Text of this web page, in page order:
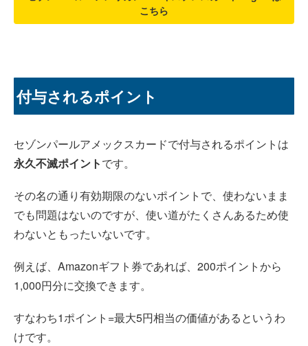
こちら
付与されるポイント
セゾンパールアメックスカードで付与されるポイントは
永久不滅ポイントです。
その名の通り有効期限のないポイントで、使わないまま
でも問題はないのですが、使い道がたくさんあるため使
わないともったいないです。
例えば、Amazonギフト券であれば、200ポイントから
1,000円分に交換できます。
すなわち1ポイント=最大5円相当の価値があるというわ
けです。